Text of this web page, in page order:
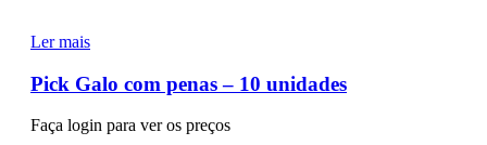
Ler mais
Pick Galo com penas – 10 unidades
Faça login para ver os preços